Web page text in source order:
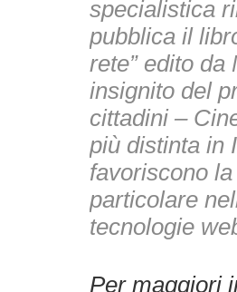
specialistica
pubblica il
rete” edito
insignito del
cittadini –
più distinta in
favoriscono
particolare
tecnologie
Per maggiori